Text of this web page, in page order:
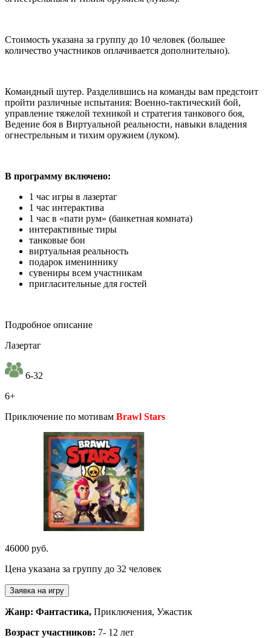
Стоимость указана за группу до 10 человек (большее
количество участников оплачивается дополнительно).
Командный шутер. Разделившись на команды вам предстоит
пройти различные испытания: Военно-тактический бой,
управление тяжелой техникой и стратегия танкового боя,
Ведение боя в Виртуальной реальности, навыки владения
огнестрельным и тихим оружием (луком).
В программу включено:
1 час игры в лазертаг
1 час интерактива
1 час в «пати рум» (банкетная комната)
интерактивные тиры
танковые бои
виртуальная реальность
подарок имениннику
сувениры всем участникам
пригласительные для гостей
Подробное описание
Лазертаг
6-32
6+
Приключение по мотивам Brawl Stars
46000 руб.
Цена указана за группу до 32 человек
Заявка на игру
Жанр: Фантастика, Приключения, Ужастик
Возраст участников: 7- 12 лет